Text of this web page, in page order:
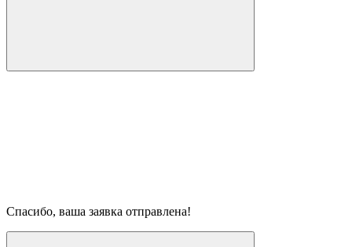
Спасибо, ваша заявка отправлена!